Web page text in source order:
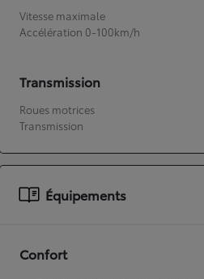
À partir de 19 700 €
Nouvelle Yaris Cross
HYBRIDE
Vitesse maximale
Accélération 0-100km/h
Transmission
Roues motrices
Transmission
Équipements
Confort